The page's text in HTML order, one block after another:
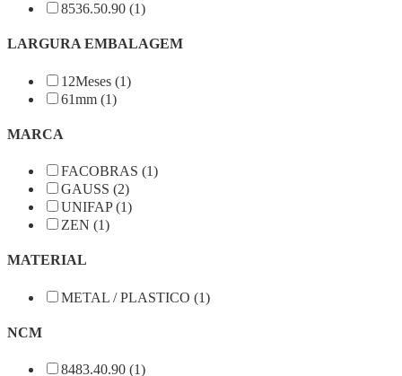
8536.50.90 (1)
LARGURA EMBALAGEM
12Meses (1)
61mm (1)
MARCA
FACOBRAS (1)
GAUSS (2)
UNIFAP (1)
ZEN (1)
MATERIAL
METAL / PLASTICO (1)
NCM
8483.40.90 (1)